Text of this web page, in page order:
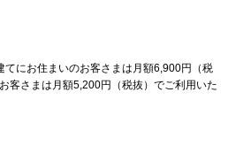
てにお住まいのお客さまは月額6,900円（税
客さまは月額5,200円（税抜）でご利用いた